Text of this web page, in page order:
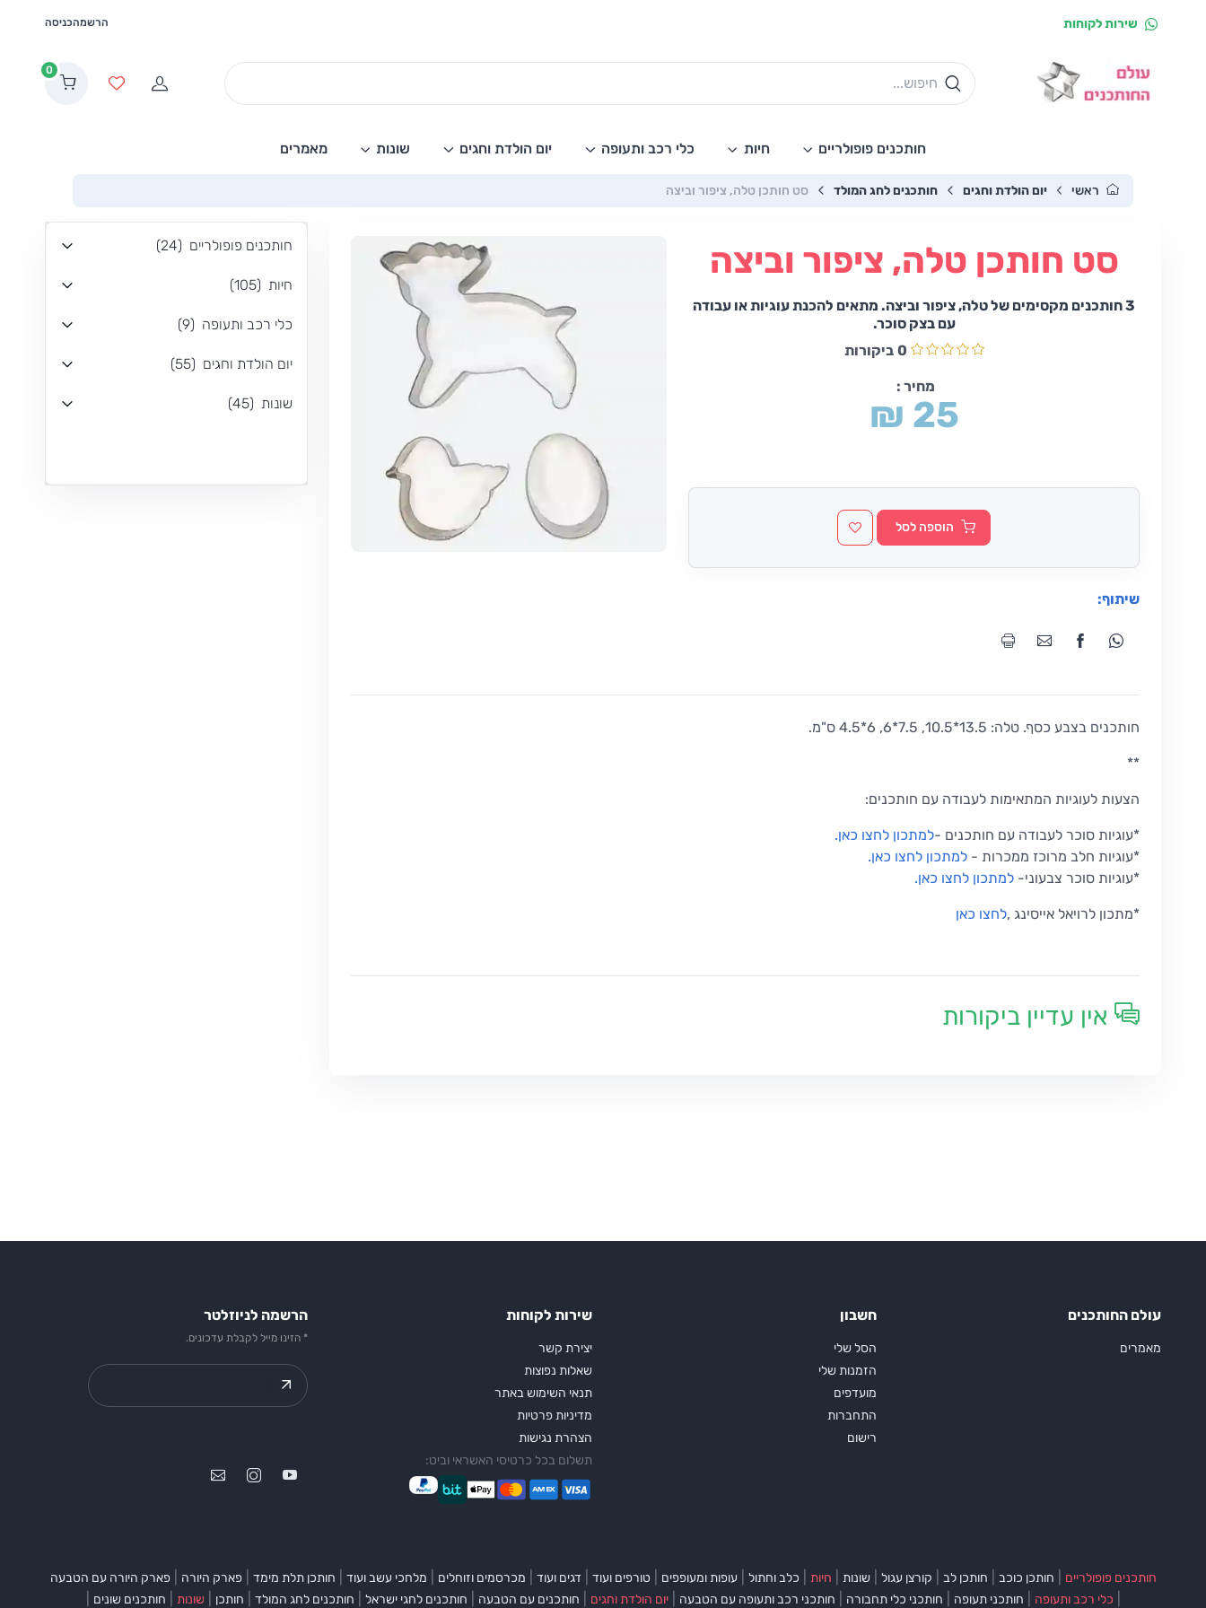
שירות לקוחות הרשמהכניסה
הרשמהמועדפים
0
חותכנים פופולריים חיות כלי רכב ותעופה יום הולדת וחגים שונות מאמרים
ראשי יום הולדת וחגים חותכנים לחג המולד סט חותכן טלה, ציפור וביצה
סט חותכן טלה, ציפור וביצה
3 חותכנים מקסימים של טלה, ציפור וביצה. מתאים להכנת עוגיות או עבודה
עם בצק סוכר.
0 ביקורות
מחיר :
₪ 25
הוספה לסל
שיתוף:
חותכנים בצבע כסף. טלה: 13.5*10.5, 7.5*6, 6*4.5 ס"מ.
**
הצעות לעוגיות המתאימות לעבודה עם חותכנים:
*עוגיות סוכר לעבודה עם חותכנים -למתכון לחצו כאן.
*עוגיות חלב מרוכז ממכרות - למתכון לחצו כאן.
*עוגיות סוכר צבעוני- למתכון לחצו כאן.
*מתכון לרויאל אייסינג,לחצו כאן
אין עדיין ביקורות
חותכנים פופולריים (
24
)
חיות (
105
)
כלי רכב ותעופה (
9
)
יום הולדת וחגים (
55
)
שונות (
45
)
עולם החותכנים
מאמרים
חשבון
הסל שלי
הזמנות שלי
מועדפים
התחברות
רישום
שירות לקוחות
יצירת קשר
שאלות נפוצות
תנאי השימוש באתר
מדיניות פרטיות
הצהרת נגישות
תשלום בכל כרטיסי האשראי וביט:
הרשמה לניוזלטר
* הזינו מייל לקבלת עדכונים.
חותכנים פופולריים חותכן כוכב חותכן לב קורצן עגול שונות חיות כלב וחתול עופות ומעופפים טורפים ועוד דגים ועוד מכרסמים וזוחלים מלחכי עשב ועוד חותכן תלת מימד פארק היורה פארק היורה עם הטבעה
כלי רכב ותעופה חותכני תעופה חותכני כלי תחבורה חותכני רכב ותעופה עם הטבעה יום הולדת וחגים חותכנים עם הטבעה חותכנים לחגי ישראל חותכנים לחג המולד חותכן שונות חותכנים שונים